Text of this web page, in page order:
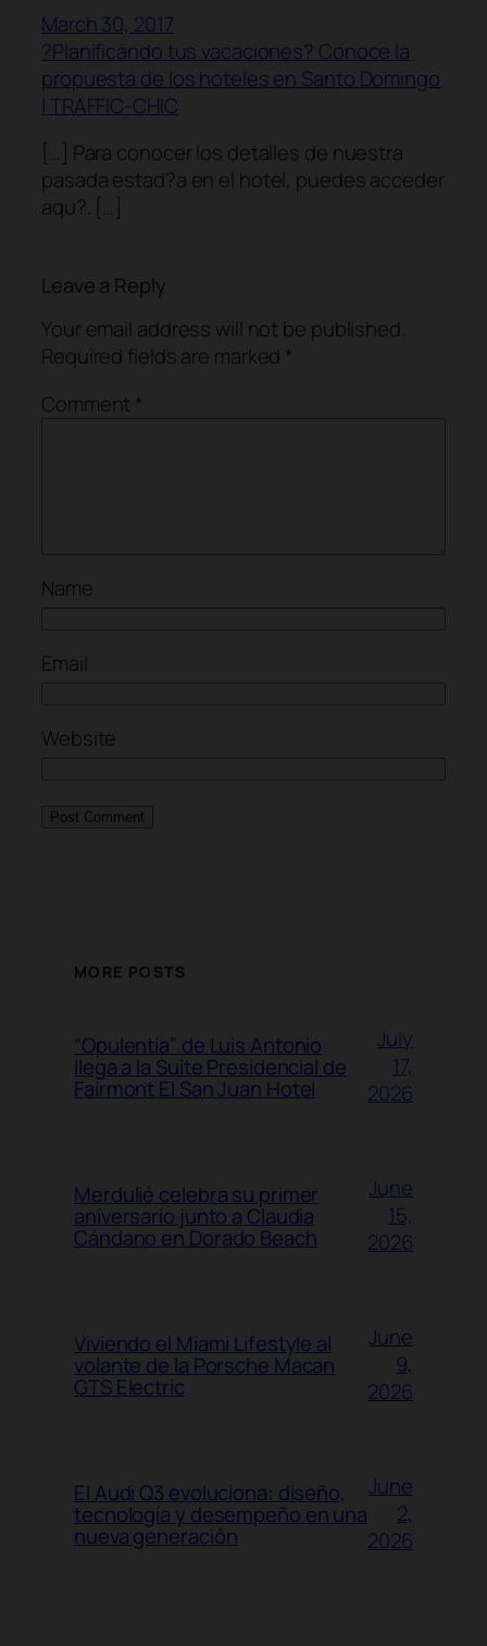
March 30, 2017
?Planificando tus vacaciones? Conoce la
propuesta de los hoteles en Santo Domingo
| TRAFFIC-CHIC
[…] Para conocer los detalles de nuestra
pasada estad?a en el hotel, puedes acceder
aqu?. […]
Leave a Reply
Your email address will not be published.
Required fields are marked *
Comment *
Name
Email
Website
MORE POSTS
“Opulentia” de Luis Antonio
llega a la Suite Presidencial de
Fairmont El San Juan Hotel
July
17,
2026
Merdulié celebra su primer
aniversario junto a Claudia
Cándano en Dorado Beach
June
15,
2026
Viviendo el Miami Lifestyle al
volante de la Porsche Macan
GTS Electric
June
9,
2026
El Audi Q3 evoluciona: diseño,
tecnología y desempeño en una
nueva generación
June
2,
2026